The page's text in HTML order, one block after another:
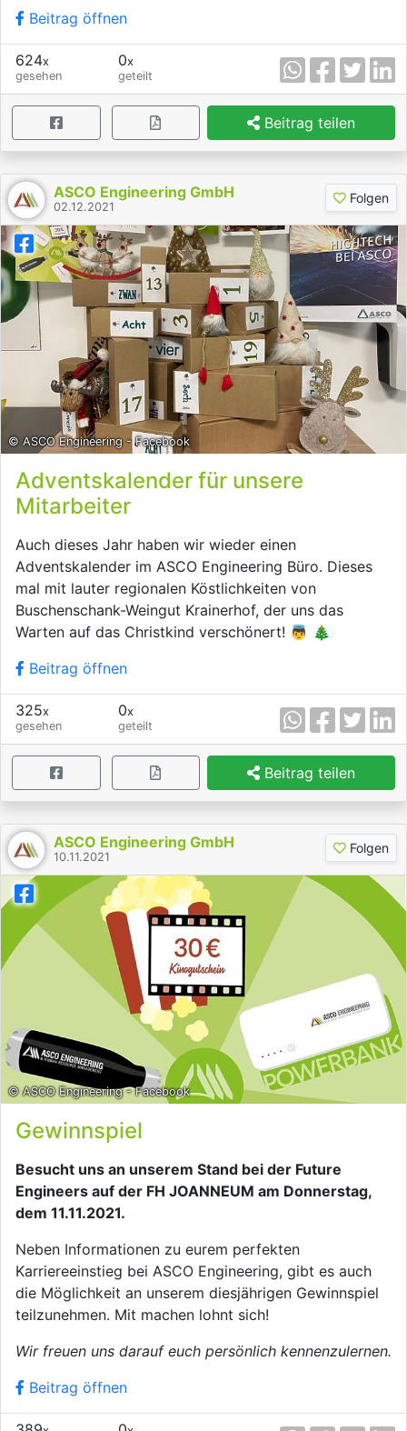
Beitrag öffnen
624x
gesehen
0x
geteilt
Beitrag teilen
ASCO Engineering GmbH
02.12.2021
Folgen
© ASCO Engineering - Facebook
Adventskalender für unsere
Mitarbeiter
Auch dieses Jahr haben wir wieder einen
Adventskalender im ASCO Engineering Büro. Dieses
mal mit lauter regionalen Köstlichkeiten von
Buschenschank-Weingut Krainerhof, der uns das
Warten auf das Christkind verschönert! 👼 🎄
Beitrag öffnen
325x
gesehen
0x
geteilt
Beitrag teilen
ASCO Engineering GmbH
10.11.2021
Folgen
© ASCO Engineering - Facebook
Gewinnspiel
Besucht uns an unserem Stand bei der Future
Engineers auf der FH JOANNEUM am Donnerstag,
dem 11.11.2021.
Neben Informationen zu eurem perfekten
Karriereeinstieg bei ASCO Engineering, gibt es auch
die Möglichkeit an unserem diesjährigen Gewinnspiel
teilzunehmen. Mit machen lohnt sich!
Wir freuen uns darauf euch persönlich kennenzulernen.
Beitrag öffnen